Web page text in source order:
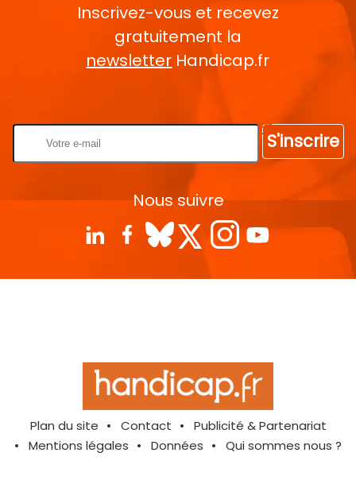
Inscrivez-vous et recevez
gratuitement la
newsletter Handicap.fr
S'inscrire
Nous suivre
Plan du site Contact
Publicité & Partenariat
Mentions légales
Données Qui sommes nous ?